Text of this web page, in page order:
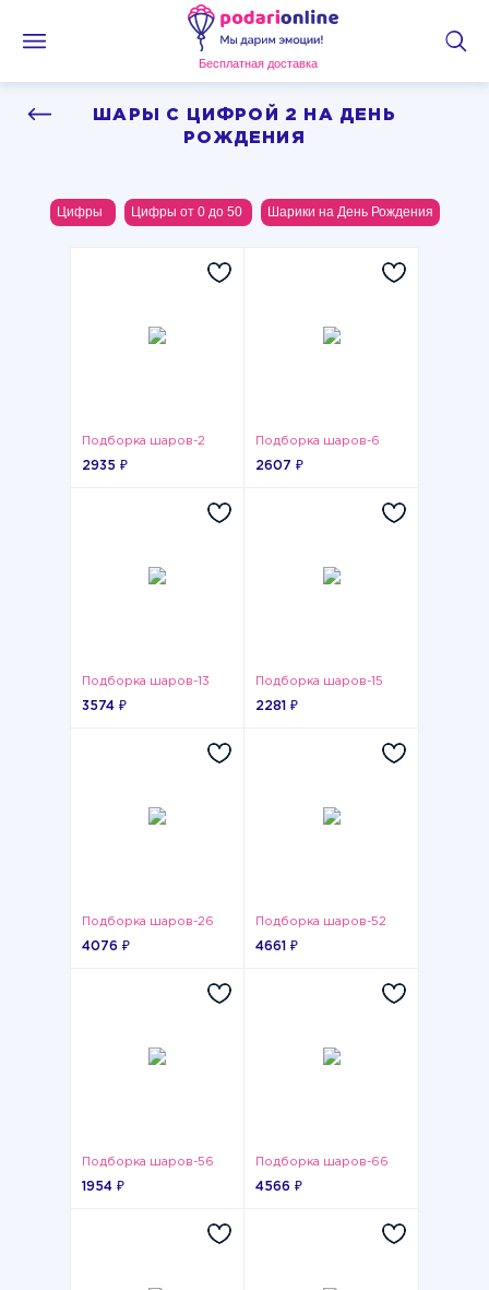
Бесплатная доставка
ШАРЫ С ЦИФРОЙ 2 НА ДЕНЬ
РОЖДЕНИЯ
Цифры Цифры от 0 до 50 Шарики на День Рождения
Подборка шаров-2
2935 ₽
Подборка шаров-6
2607 ₽
Подборка шаров-13
3574 ₽
Подборка шаров-15
2281 ₽
Подборка шаров-26
4076 ₽
Подборка шаров-52
4661 ₽
Подборка шаров-56
1954 ₽
Подборка шаров-66
4566 ₽